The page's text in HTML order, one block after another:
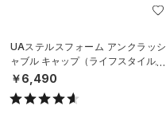
UAステルスフォーム アンクラッシ
ャブル キャップ（ライフスタイル/U
NISEX）
￥6,490